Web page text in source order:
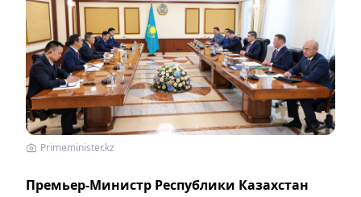
Primeminister.kz
Премьер-Министр Республики Казахстан